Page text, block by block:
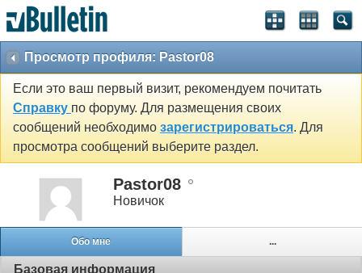
Просмотр профиля: Pastor08
Если это ваш первый визит, рекомендуем почитать
Справку по форуму. Для размещения своих
сообщений необходимо зарегистрироваться. Для
просмотра сообщений выберите раздел.
Pastor08
Новичок
Обо мне ...
Базовая информация